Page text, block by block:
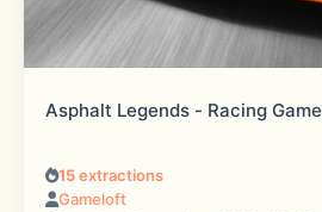
Asphalt Legends - Racing Game
15extractions
Gameloft